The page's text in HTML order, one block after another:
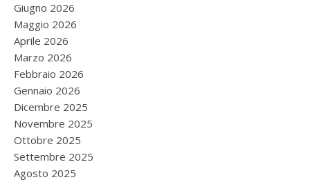
Giugno 2026
Maggio 2026
Aprile 2026
Marzo 2026
Febbraio 2026
Gennaio 2026
Dicembre 2025
Novembre 2025
Ottobre 2025
Settembre 2025
Agosto 2025